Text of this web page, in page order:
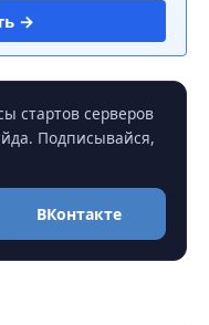
→
стартов серверов
Подписывайся,
ВКонтакте